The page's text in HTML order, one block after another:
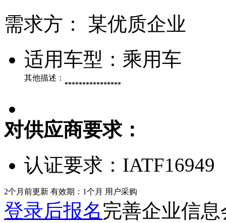
需求方：
某优质企业
适用车型： 乘用车
其他描述：
****************
对供应商要求：
认证要求： IATF16949
2个月前更新 有效期：1个月 用户采购
登录后报名完善企业信